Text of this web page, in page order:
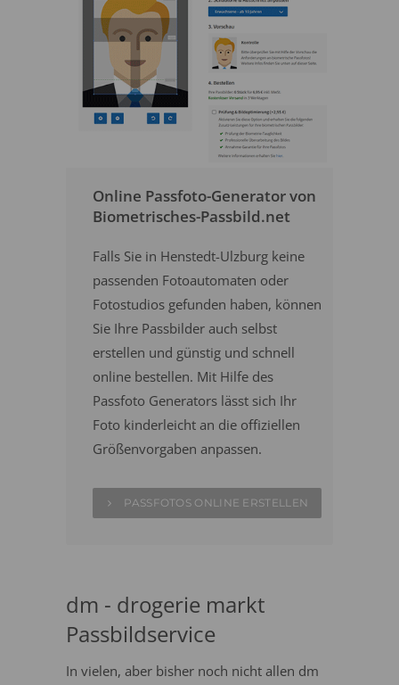
Online Passfoto-Generator von
Biometrisches-Passbild.net
Falls Sie in Henstedt-Ulzburg keine
passenden Fotoautomaten oder
Fotostudios gefunden haben, können
Sie Ihre Passbilder auch selbst
erstellen und günstig und schnell
online bestellen. Mit Hilfe des
Passfoto Generators lässt sich Ihr
Foto kinderleicht an die offiziellen
Größenvorgaben anpassen.
PASSFOTOS ONLINE ERSTELLEN
dm - drogerie markt
Passbildservice
In vielen, aber bisher noch nicht allen dm